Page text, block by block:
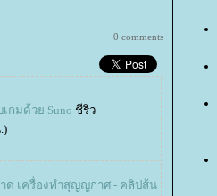
0 comments
กมด้วย Suno ชีริว
ด เครื่องทำสุญญกาศ - คลิปส้น